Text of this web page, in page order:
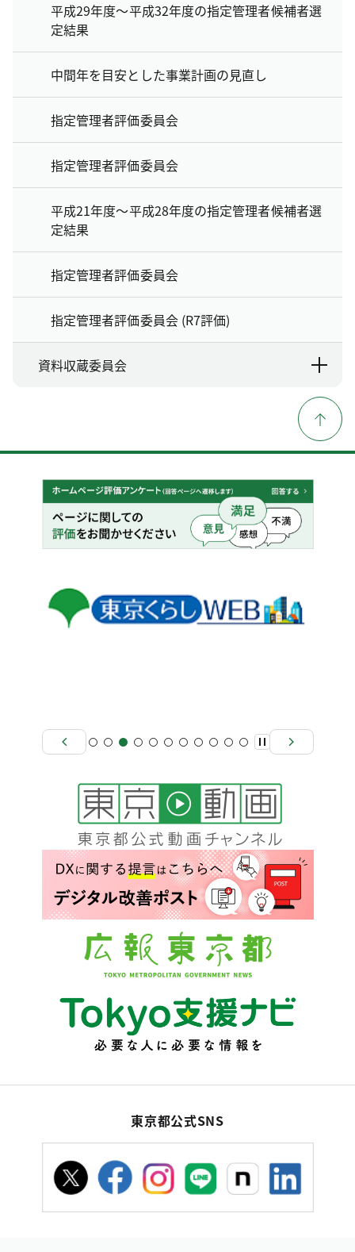
平成29年度～平成32年度の指定管理者候補者選
定結果
中間年を目安とした事業計画の見直し
指定管理者評価委員会
指定管理者評価委員会
平成21年度～平成28年度の指定管理者候補者選
定結果
指定管理者評価委員会
指定管理者評価委員会 (R7評価)
資料収蔵委員会
東京都公式SNS